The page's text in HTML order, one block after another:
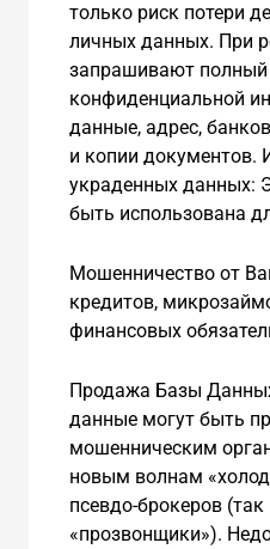
только риск потери
личных данных. При
запрашивают полный
конфиденциальной
данные, адрес,
и копии документов.
украденных данных:
быть использована
Мошенничество от
кредитов,
финансовых
Продажа Базы
данные могут быть
мошенническим
новым волнам
псевдо-брокеров
«прозвонщики»).